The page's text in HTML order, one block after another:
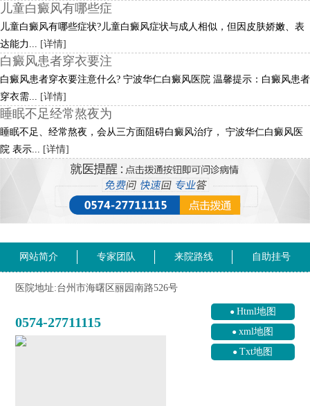
儿童白癜风有哪些症
儿童白癜风有哪些症状?儿童白癜风症状与成人相似，但因皮肤娇嫩、表
达能力... [详情]
白癜风患者穿衣要注
白癜风患者穿衣要注意什么? 宁波华仁白癜风医院 温馨提示：白癜风患者
穿衣需... [详情]
睡眠不足经常熬夜为
睡眠不足、经常熬夜，会从三方面阻碍白癜风治疗， 宁波华仁白癜风医
院 表示... [详情]
网站简介 专家团队 来院路线 自助挂号
医院地址:台州市海曙区丽园南路526号
0574-27711115
Html地图
xml地图
Txt地图